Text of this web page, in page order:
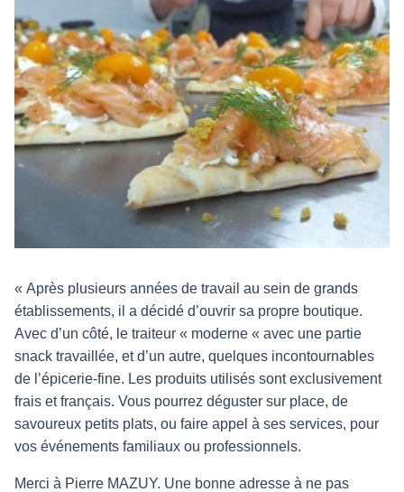
« Après plusieurs années de travail au sein de grands
établissements, il a décidé d’ouvrir sa propre boutique.
Avec d’un côté, le traiteur « moderne « avec une partie
snack travaillée, et d’un autre, quelques incontournables
de l’épicerie-fine. Les produits utilisés sont exclusivement
frais et français. Vous pourrez déguster sur place, de
savoureux petits plats, ou faire appel à ses services, pour
vos événements familiaux ou professionnels.
Merci à Pierre MAZUY. Une bonne adresse à ne pas